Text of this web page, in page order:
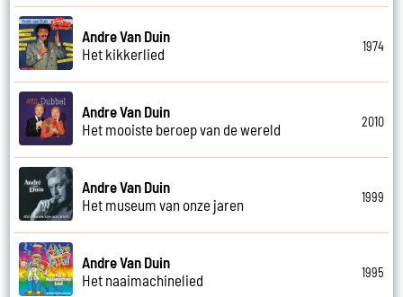
Andre Van Duin
Het kikkerlied
1974
Andre Van Duin
Het mooiste beroep van de wereld
2010
Andre Van Duin
Het museum van onze jaren
1999
Andre Van Duin
Het naaimachinelied
1995